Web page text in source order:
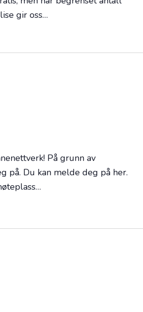
gir oss…
På grunn av
på. Du kan melde deg på her.